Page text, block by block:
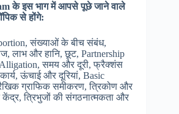
के इस भाग में आपसे पूछे जाने वाले
से होंगे:
संख्याओं के बीच संबंध,
लाभ और हानि, छूट, Partnership
समय और दूरी, फ्रैक्शंस
ऊंचाई और दूरियां, Basic
ग्राफिक समीकरण, त्रिकोण और
केंद्र, त्रिभुजों की संगठनात्मकता और